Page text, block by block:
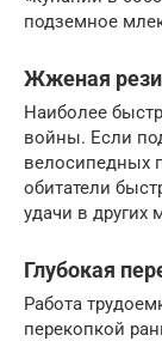
подземное
Жженая
Наиболее
войны. Если
велосипедных
обитатели
удачи в других
Глубокая
Работа
перекопкой